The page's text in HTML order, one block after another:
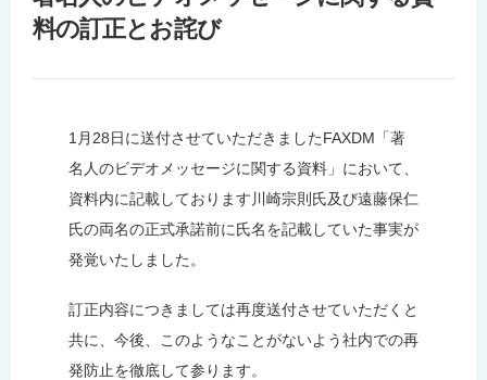
料の訂正とお詫び
1月28日に送付させていただきましたFAXDM「著
名人のビデオメッセージに関する資料」において、
資料内に記載しております川崎宗則氏及び遠藤保仁
氏の両名の正式承諾前に氏名を記載していた事実が
発覚いたしました。
訂正内容につきましては再度送付させていただくと
共に、今後、このようなことがないよう社内での再
発防止を徹底して参ります。